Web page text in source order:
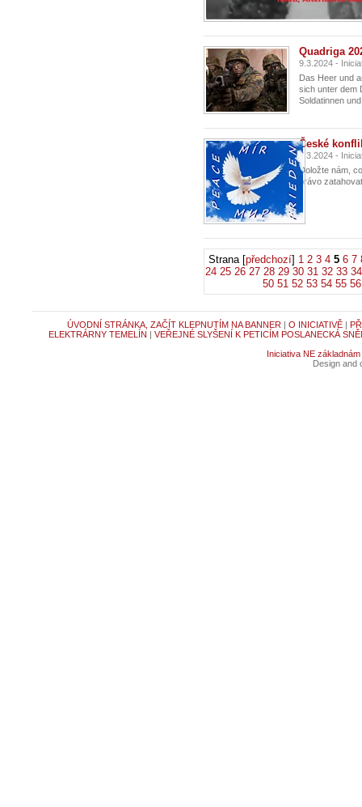
Quadriga
9.3.2024 -
Das Heer und
sich unter dem
Soldatinnen
České
7.3.2024 -
Doložte nám,
právo
Strana [předchozí] 1 2 3 4 5 6 7
24 25 26 27 28 29 30 31 32 33 34
50 51 52 53 54 55 56
ÚVODNÍ STRÁNKA, ZAČÍT KLEPNUTÍM NA BANNER | O INICIATIVĚ|
ELEKTRÁRNY TEMELÍN | VEŘEJNÉ SLYŠENÍ K PETICÍM POSLANECKÁ
Iniciativa NE základnám
Design and